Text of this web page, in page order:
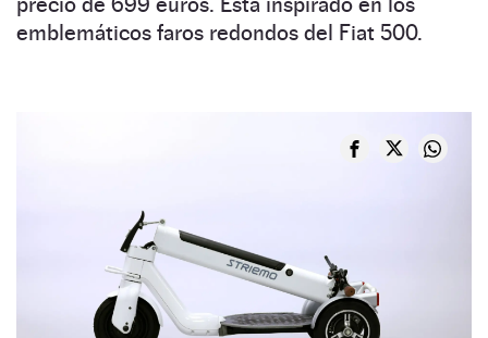
emblemáticos faros redondos del Fiat 500.